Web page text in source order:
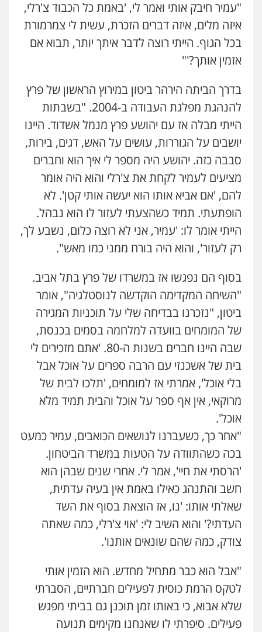
"עמיר חיבק אותי ואמר לי, 'באמת כל הכבוד צ'רלי,
איזה מלים, איזה דברים הזכרת, עשית לי צמרמורת
בכל הגוף. הייתי רוצה לדבר איתך יותר, תבוא אם
אזמין אותך?'"
בדרך הביתה הירהר ביטון במירוץ הראשון של פרץ
להנהגת מפלגת העבודה ב-2004. "בשבתות
הייתי מבלה אז עם יהושע פרץ מנמל אשדוד. היינו
יושבים על הגוררות, עושים על האש, דגים, בירות,
סבבה כזה. יהושע היה מספר לי איך הוא וחברים
מציעים לעמיר לקחת את צ'רלי והוא היה אומר
להם, 'אם אביא אותו הוא יעשה אותי קטן'. לא
הופתעתי. תמיד כשהצעתי לעזור לו הוא נבהל.
הייתי אומר לו: 'עמיר, אני לא רוצה כלום, נשבע לך,
רק לעזור', והוא היה בורח ממני כמו מאש".
בסוף הם נפגשו אז במשרדו של פרץ בתל אביב.
"השיחה המקדימה הוקדשה לנוסטלגיה", אומר
ביטון, "נזכרנו בבדיחה שלי על תוכניות המגירה
של המומחים בוועדה למלחמה בסמים בכנסת,
שבה היינו חברים בשנות ה-80. 'אתם מזכירים לי
בית של אשכנזי עם הרבה ספרים על אוכל אבל
בלי אוכל', אמרתי אז למומחים, 'תלכו לבית של
מרוקאי, אין אף ספר על אוכל והבית תמיד מלא
אוכל'.
"אחר כך, כשעברנו לנושאים הכואבים, עמיר כמעט
בכה כשהתוודה על הטעות במשרד הביטחון.
'הרסתי את חיי', אמר לי. אחרי שנים שבהן הוא
חשב והתנהג כאילו באמת אין בעיה עדתית,
שאלתי אותו: 'נו, אז הוצאת בסוף את השד
העדתי?' והוא השיב לי: 'אוי צ'רלי, כמה שאתה
צודק, כמה שהם שונאים אותנו'.
"אבל הוא כבר מתחיל מחדש. הוא הזמין אותי
לטקס הרמת כוסית לפעילים חברתיים, הסברתי
שלא אבוא, כי באותו זמן תוכנן גם בביתי מפגש
פעילים. סיפרתי לו שאנחנו מקימים תנועה